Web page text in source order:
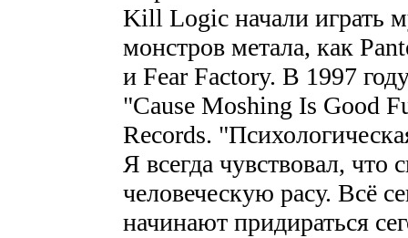
Kill Logic начали играть
монстров метала, как
и Fear Factory. В 1997
"Cause Moshing Is Good
Records.
Я всегда чувствовал, что
человеческую расу. Всё
начинают придираться